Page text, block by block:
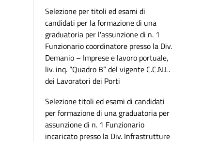
Selezione per titoli ed esami di
candidati per la formazione di una
graduatoria per l'assunzione di n. 1
Funzionario coordinatore presso la Div.
Demanio – Imprese e lavoro portuale,
liv. inq. “Quadro B” del vigente C.C.N.L.
dei Lavoratori dei Porti
Selezione titoli ed esami di candidati
per formazione di una graduatoria per
assunzione di n. 1 Funzionario
incaricato presso la Div. Infrastrutture